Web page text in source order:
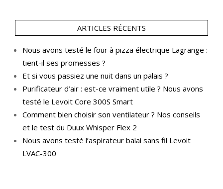
ARTICLES RÉCENTS
Nous avons testé le four à pizza électrique Lagrange :
tient-il ses promesses ?
Et si vous passiez une nuit dans un palais ?
Purificateur d’air : est-ce vraiment utile ? Nous avons
testé le Levoit Core 300S Smart
Comment bien choisir son ventilateur ? Nos conseils
et le test du Duux Whisper Flex 2
Nous avons testé l’aspirateur balai sans fil Levoit
LVAC-300